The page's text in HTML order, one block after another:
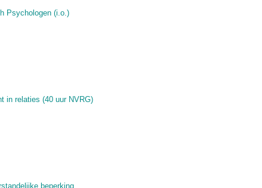
Psychologen (i.o.)
in relaties (40 uur NVRG)
beperking